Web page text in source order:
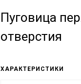
Пуговица
отверстия
ХАРАКТЕРИСТИКИ